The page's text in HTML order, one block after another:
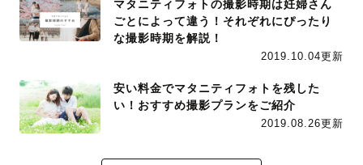
マタニティフォトの撮影時期は妊婦さん
ごとによって違う！それぞれにぴったり
な撮影時期を解説！
2019.10.04更新
安い料金でマタニティフォトを残した
い！おすすめ撮影プランをご紹介
2019.08.26更新